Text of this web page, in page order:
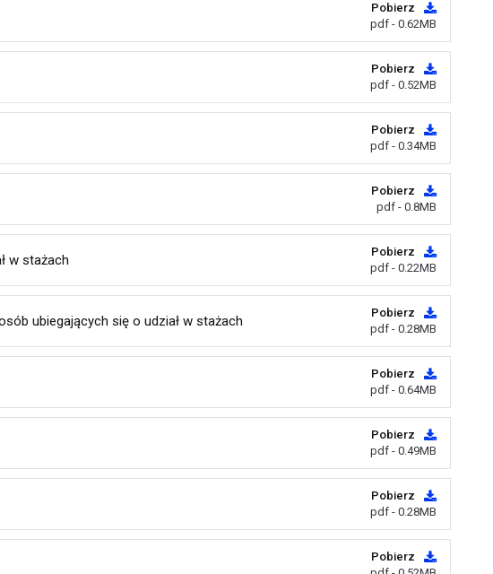
Pobierz
pdf - 0.62MB
Pobierz
pdf - 0.52MB
Pobierz
pdf - 0.34MB
Pobierz
pdf - 0.8MB
w stażach
Pobierz
pdf - 0.22MB
ubiegających się o udział w stażach
Pobierz
pdf - 0.28MB
Pobierz
pdf - 0.64MB
Pobierz
pdf - 0.49MB
Pobierz
pdf - 0.28MB
Pobierz